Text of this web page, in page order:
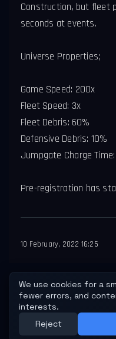
Construction, but fleet
seconds at events.
Universe Properties;
Game Speed: 200x
Fleet Speed: 3x
Fleet Debris: 60%
Defensive Debris: 10%
Jumpgate Charge
Pre-registration has
10 February, 2022 16:25